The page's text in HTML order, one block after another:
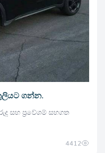
ගන්න.
සහ ප්‍රවේශම් සහගත
4412